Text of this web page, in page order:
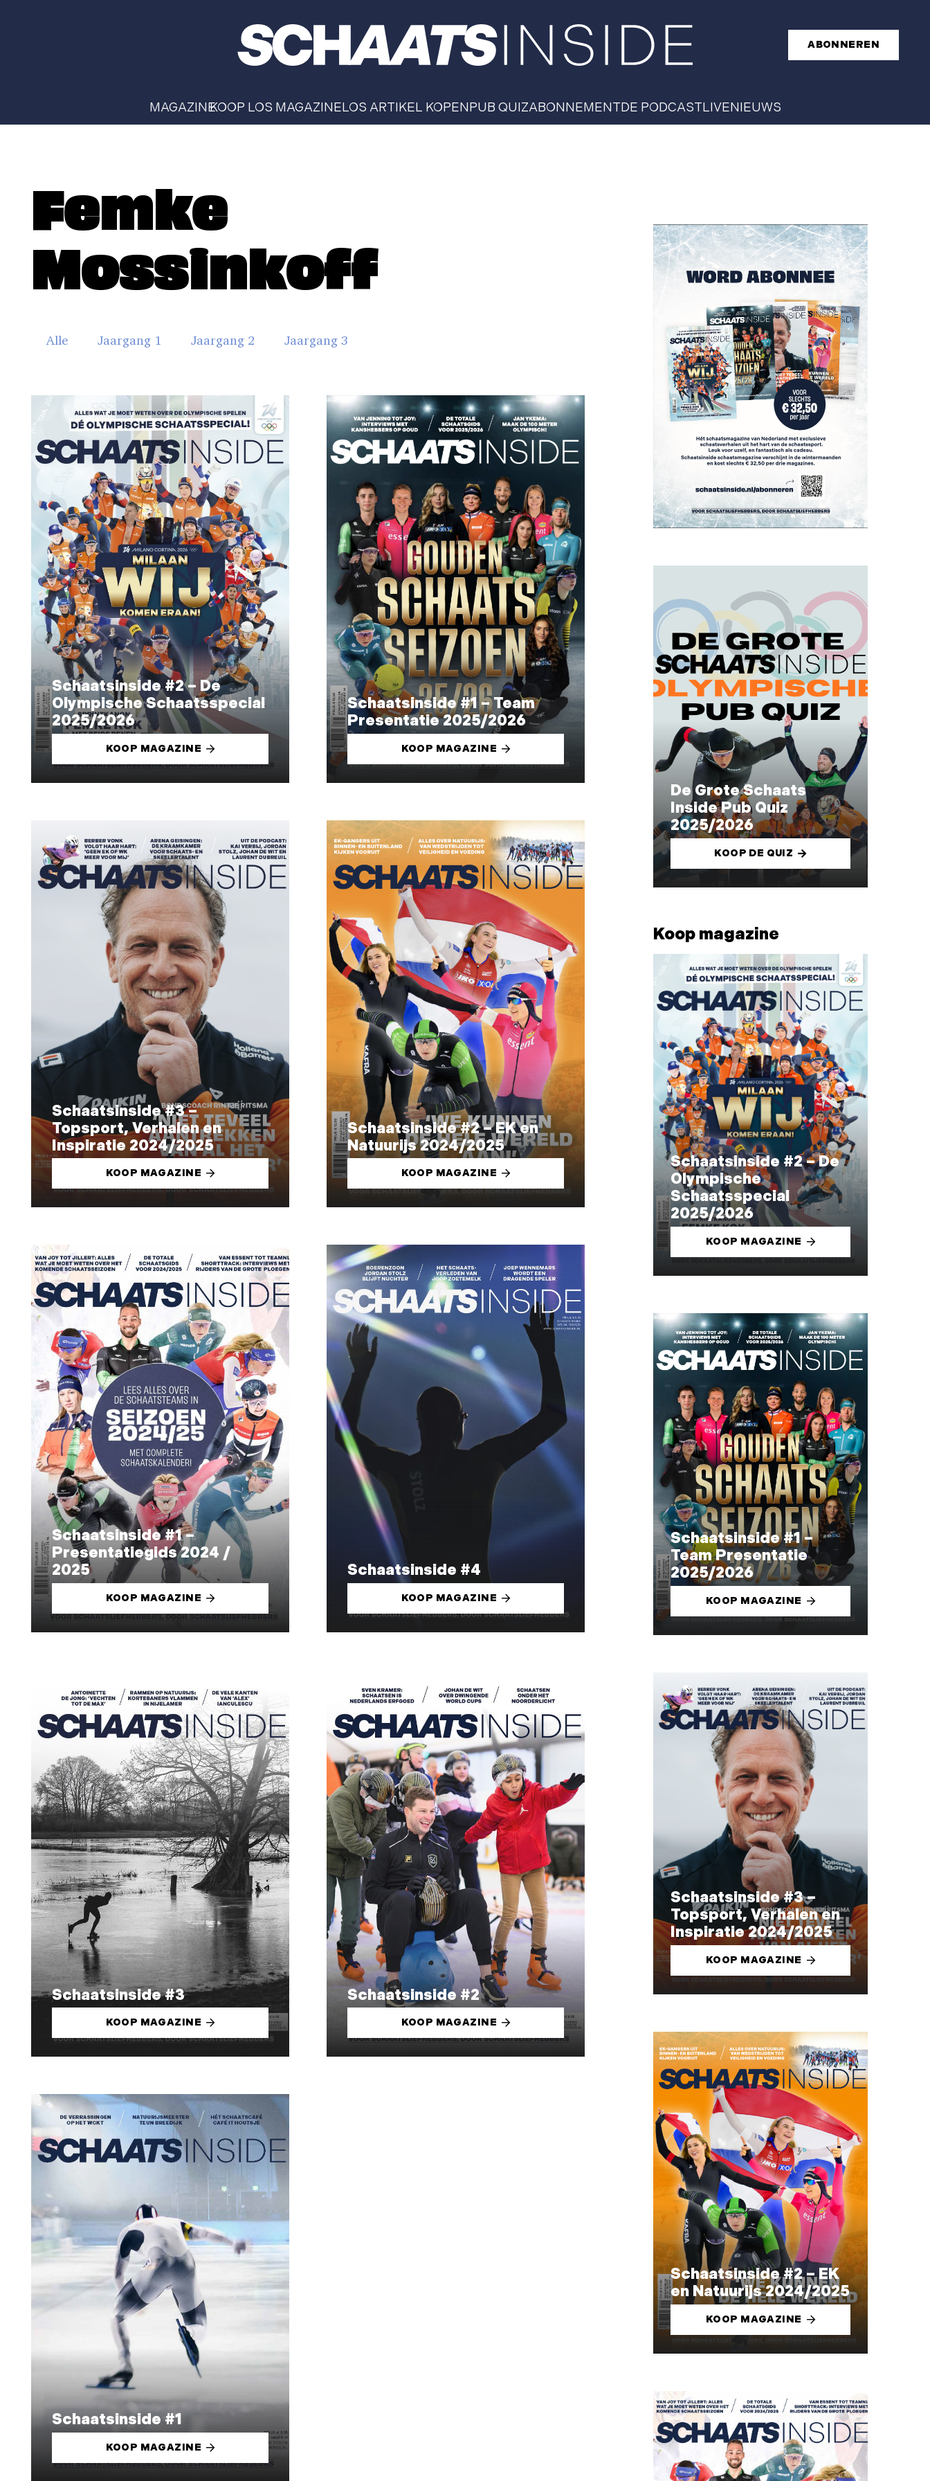
ABONNEREN
MAGAZINEKOOP LOS MAGAZINELOS ARTIKEL KOPENPUB QUIZABONNEMENTDE PODCASTLIVENIEUWS
Femke
Mossinkoff
Alle Jaargang 1 Jaargang 2 Jaargang 3
Schaatsinside #2 – De
Olympische Schaatsspecial
2025/2026
KOOP MAGAZINE
Schaatsinside #1 – Team
Presentatie 2025/2026
KOOP MAGAZINE
Schaatsinside #3 –
Topsport, Verhalen en
Inspiratie 2024/2025
KOOP MAGAZINE
Schaatsinside #2 – EK en
Natuurijs 2024/2025
KOOP MAGAZINE
Schaatsinside #1 –
Presentatiegids 2024 /
2025
KOOP MAGAZINE
Schaatsinside #4
KOOP MAGAZINE
Schaatsinside #3
KOOP MAGAZINE
Schaatsinside #2
KOOP MAGAZINE
Schaatsinside #1
KOOP MAGAZINE
De Grote Schaats
Inside Pub Quiz
2025/2026
KOOP DE QUIZ
Koop magazine
Schaatsinside #2 – De
Olympische
Schaatsspecial
2025/2026
KOOP MAGAZINE
Schaatsinside #1 –
Team Presentatie
2025/2026
KOOP MAGAZINE
Schaatsinside #3 –
Topsport, Verhalen en
Inspiratie 2024/2025
KOOP MAGAZINE
Schaatsinside #2 – EK
en Natuurijs 2024/2025
KOOP MAGAZINE